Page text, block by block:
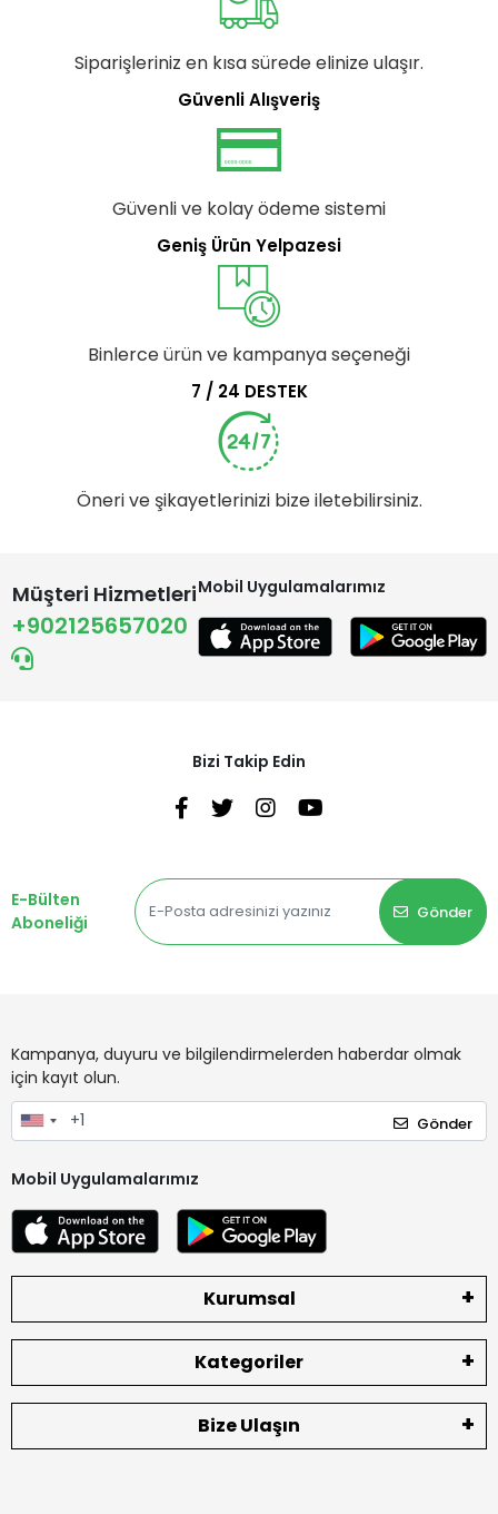
Siparişleriniz en kısa sürede elinize ulaşır.
Güvenli Alışveriş
Güvenli ve kolay ödeme sistemi
Geniş Ürün Yelpazesi
Binlerce ürün ve kampanya seçeneği
7 / 24 DESTEK
Öneri ve şikayetlerinizi bize iletebilirsiniz.
Müşteri Hizmetleri
+902125657020
Mobil Uygulamalarımız
Bizi Takip Edin
E-Bülten
Aboneliği
Gönder
Kampanya, duyuru ve bilgilendirmelerden haberdar olmak
için kayıt olun.
Gönder
Mobil Uygulamalarımız
Kurumsal
Kategoriler
Bize Ulaşın